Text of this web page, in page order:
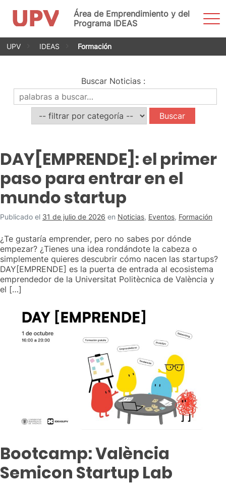
Saltar
Área de Emprendimiento y del
Programa IDEAS
UPV IDEAS Formación
Buscar Noticias:
DAY[EMPRENDE]: el primer
paso para entrar en el
mundo startup
Publicado el 31 de julio de 2026 en Noticias, Eventos, Formación
¿Te gustaría emprender, pero no sabes por dónde
empezar? ¿Tienes una idea rondándote la cabeza o
simplemente quieres descubrir cómo nacen las startups?
DAY[EMPRENDE] es la puerta de entrada al ecosistema
emprendedor de la Universitat Politècnica de València y
el […]
Bootcamp: València
Semicon Startup Lab